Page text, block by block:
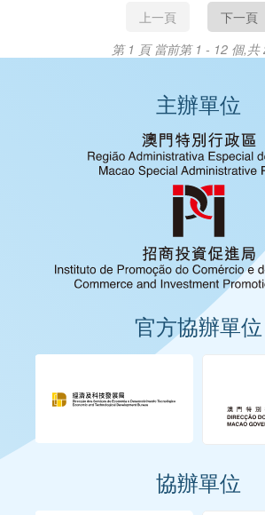
上一頁
下一頁
第 1 頁 當前第 1 - 12 個,共
主辦單位
官方協辦單位
協辦單位